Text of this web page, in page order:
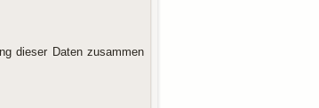
dieser Daten zusammen